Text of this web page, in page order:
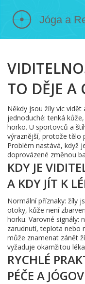
TO DĚJE A
Někdy jsou žíly víc
jednoduché: tenká
horko. U sportovců a
výraznější, protože tělo
Problém nastává, když
doprovázené změnou
KDY JE
A KDY JÍT K
Normální příznaky: žíly
otoky, kůže není
horku. Varovné signály:
zarudnutí, teplota nebo
může znamenat zánět
vyžaduje okamžitou
RYCHLÉ
PÉČE A